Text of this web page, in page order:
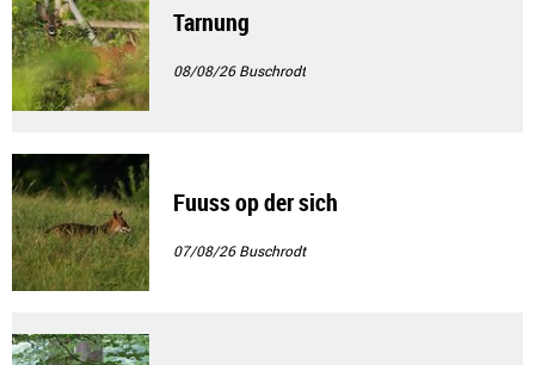
Tarnung
08/08/26Buschrodt
Fuuss op der sich
07/08/26Buschrodt